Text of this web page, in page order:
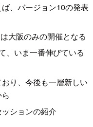
、バージョン10の発表
大阪のみの開催となる
、いま一番伸びている
り、今後も一層新しい
ションの紹介